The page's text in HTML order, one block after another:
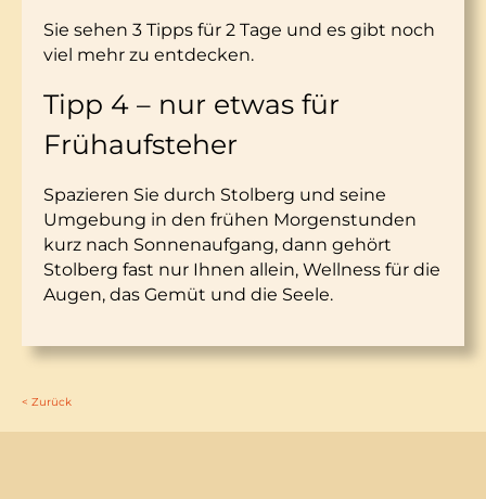
Sie sehen 3 Tipps für 2 Tage und es gibt noch
viel mehr zu entdecken.
Tipp 4 – nur etwas für
Frühaufsteher
Spazieren Sie durch Stolberg und seine
Umgebung in den frühen Morgenstunden
kurz nach Sonnenaufgang, dann gehört
Stolberg fast nur Ihnen allein, Wellness für die
Augen, das Gemüt und die Seele.
< Zurück